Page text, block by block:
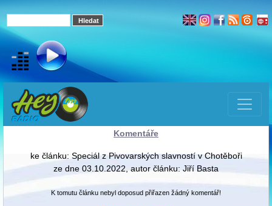
Komentáře
ke článku: Speciál z Pivovarských slavností v Chotěboři
ze dne 03.10.2022, autor článku: Jiří Basta
K tomutu článku nebyl doposud přiřazen žádný komentář!